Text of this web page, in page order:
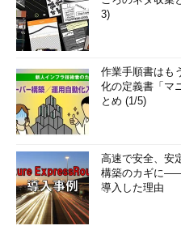
3)
作業手順書はも
化の定義書「マ
とめ (1/5)
高速で安全、安
構築のカギに
導入した理由